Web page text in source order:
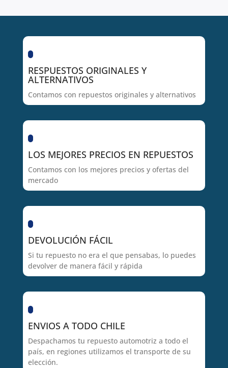
RESPUESTOS ORIGINALES Y
ALTERNATIVOS
Contamos con repuestos originales y alternativos
LOS MEJORES PRECIOS EN REPUESTOS
Contamos con los mejores precios y ofertas del
mercado
DEVOLUCIÓN FÁCIL
Si tu repuesto no era el que pensabas, lo puedes
devolver de manera fácil y rápida
ENVIOS A TODO CHILE
Despachamos tu repuesto automotriz a todo el
país, en regiones utilizamos el transporte de su
elección.